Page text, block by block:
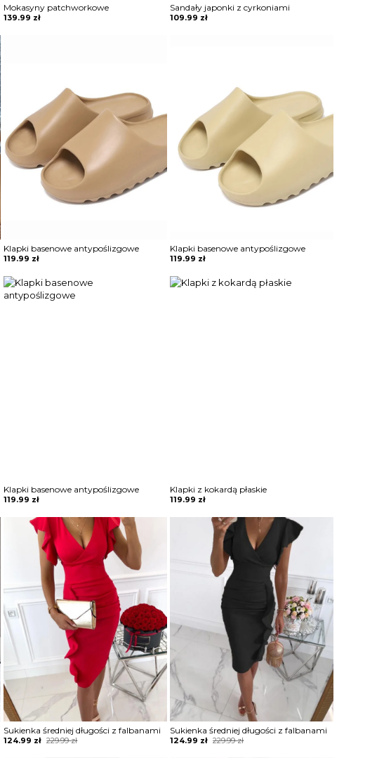
Mokasyny patchworkowe
139.99 zł
Sandały japonki z cyrkoniami
109.99 zł
Klapki basenowe antypoślizgowe
119.99 zł
Klapki basenowe antypoślizgowe
119.99 zł
Klapki basenowe antypoślizgowe
119.99 zł
Klapki z kokardą płaskie
119.99 zł
Sukienka średniej długości z falbanami
229.99zł
Original
124.99 zł
Current
Sukienka średniej długości z falbanami
229.99zł
Original
124.99 zł
Current